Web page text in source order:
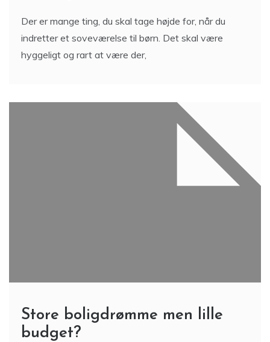
Der er mange ting, du skal tage højde for, når du
indretter et soveværelse til børn. Det skal være
hyggeligt og rart at være der,
Store boligdrømme men lille
budget?